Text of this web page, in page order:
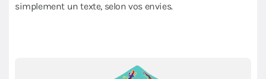
simplement un texte, selon vos envies.